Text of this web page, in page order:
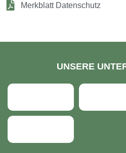
Merkblatt Datenschutz
UNSERE